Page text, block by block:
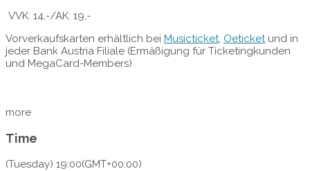
VVK: 14,-/AK: 19,-
Vorverkaufskarten erhältlich bei Musicticket, Oeticketund in
jeder Bank Austria Filiale (Ermäßigung für Ticketingkunden
und MegaCard-Members)
more
Time
(Tuesday) 19:00(GMT+00:00)